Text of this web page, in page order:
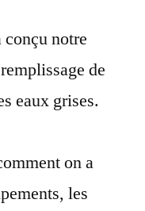
notre
de
eaux grises.
on a
les